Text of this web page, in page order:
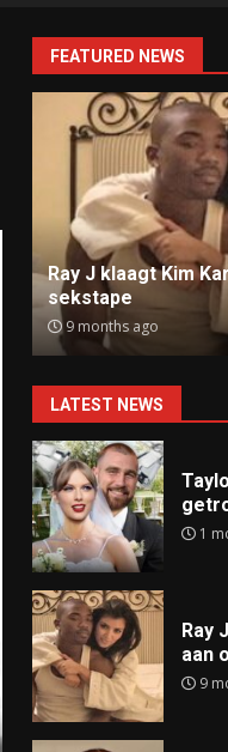
FEATURED NEWS
Ray J klaagt Kim
sekstape
9 months ago
LATEST NEWS
1
Ray
aan
9